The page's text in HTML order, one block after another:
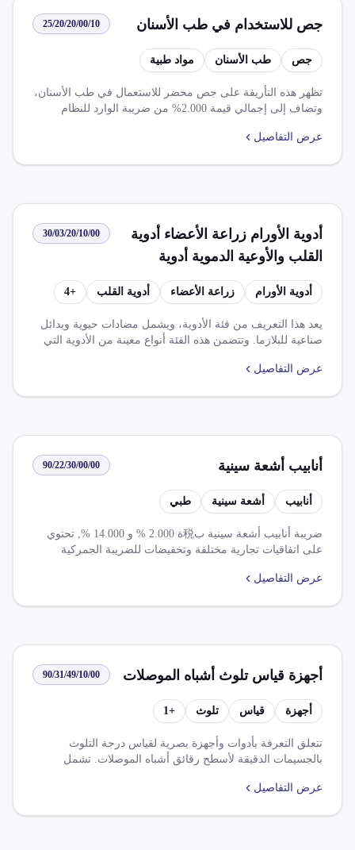
جص للاستخدام في طب الأسنان 25/20/20/00/10
جص طب الأسنان مواد طبية
تظهر هذه التأريفة على جص محضر للاستعمال في طب الأسنان،
وتضاف إلى إجمالي قيمة 2.000% من ضريبة الوارد للنظام
ضريبة وارد حره افريقيه ب، وأيضاً تبلغ ضريبة القيمة المضافه
عرض التفاصيل
أدوية الأورام زراعة الأعضاء أدوية
القلب والأوعية الدموية أدوية
البلهارسيا البدائل الصناعية للبلازما
أدوية الأمراض المستعصية المزمنة
النفسية العصبية تحتوي على مضادات
حيوية
30/03/20/10/00
أدوية الأورام زراعة الأعضاء أدوية القلب +
4
يعد هذا التعريف من فئة الأدوية، ويشمل مضادات حيوية وبدائل
صناعية للبلازما. وتتضمن هذه الفئة أنواع معينة من الأدوية التي
محددة.
عرض التفاصيل
أنابيب أشعة سينية 90/22/30/00/00
أنابيب أشعة سينية طبي
ضريبة أنابيب أشعة سينية ب税ة 2.000 % و 14.000 %, تحتوي
على اتفاقيات تجارية مختلفة وتخفيضات للضريبة الجمركية
عرض التفاصيل
أجهزة قياس تلوث أشباه الموصلات 90/31/49/10/00
أجهزة قياس تلوث +
1
تتعلق التعرفة بأدوات وأجهزة بصرية لقياس درجة التلوث
بالجسيمات الدقيقة لأسطح رقائق أشباه الموصلات. تشمل
عرض التفاصيل